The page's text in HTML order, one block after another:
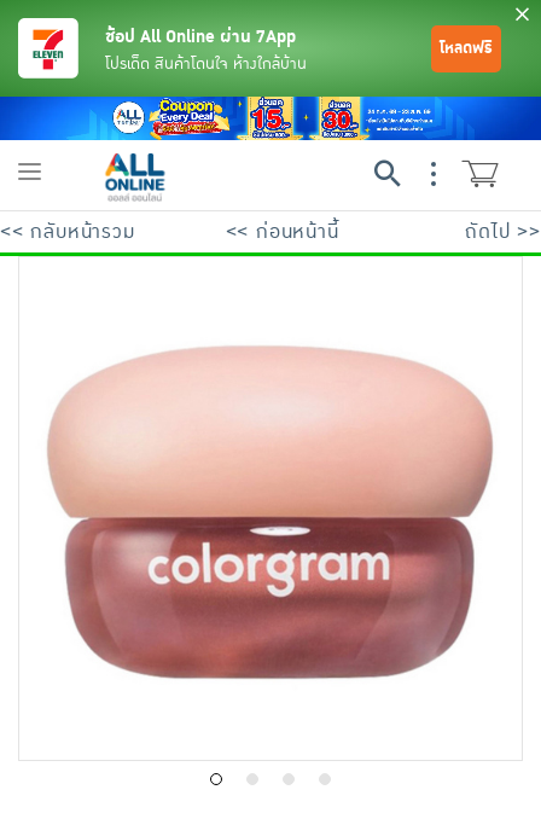
เครื่องดื่มและผงชงดื่ม
เครื่องปรุงรสและของแห้ง
ขนมขบเคี้ยว และช็อคโกแลต
อาหารสด ผัก ผลไม้และเบเกอรี่
พระเครื่อง test pop
ช้อป All Online ผ่าน 7App
โปรเด็ด สินค้าโดนใจ ห้างใกล้บ้าน
โหลดฟรี
Toggle
<< กลับหน้ารวม << ก่อนหน้านี้ ถัดไป >>